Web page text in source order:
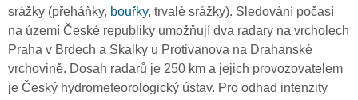
srážky (přeháňky, bouřky, trvalé srážky). Sledování počasí
na území České republiky umožňují dva radary na vrcholech
Praha v Brdech a Skalky u Protivanova na Drahanské
vrchovině. Dosah radarů je 250 km a jejich provozovatelem
je Český hydrometeorologický ústav. Pro odhad intenzity